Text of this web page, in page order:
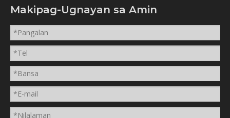
Makipag-Ugnayan sa Amin